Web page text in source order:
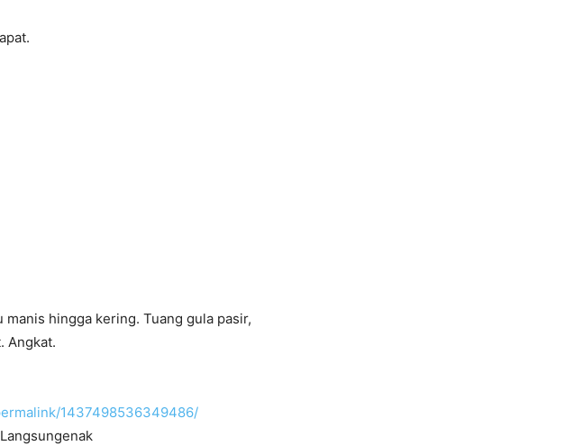
manis hingga kering. Tuang gula pasir,
Angkat.
1437498536349486/